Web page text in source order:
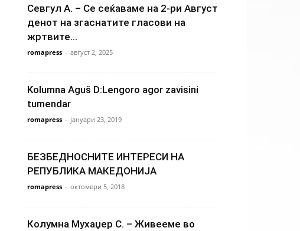
Севгул А. – Се сеќаваме на 2-ри Август
денот на згаснатите гласови на
жртвите...
romapress - август 2, 2025
Kolumna Aguš D:Lengoro agor zavisini
tumendar
romapress - јануари 23, 2019
БЕЗБЕДНОСНИТЕ ИНТЕРЕСИ НА
РЕПУБЛИКА МАКЕДОНИЈА
romapress - октомври 5, 2018
Колумна Мухаџер С. – Живееме во